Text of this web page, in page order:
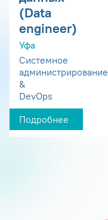
(Data
engineer)
Уфа
Системное
администрирование
&
DevOps
Подробнее